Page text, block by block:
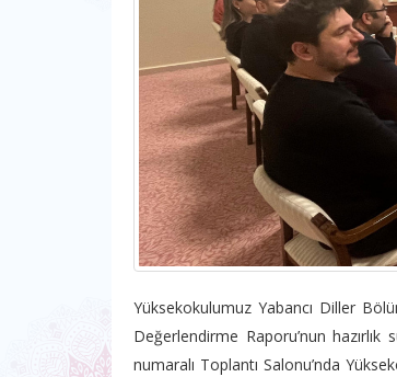
Yüksekokulumuz Yabancı Diller
Değerlendirme Raporu’nun
numaralı Toplantı Salonu’nda